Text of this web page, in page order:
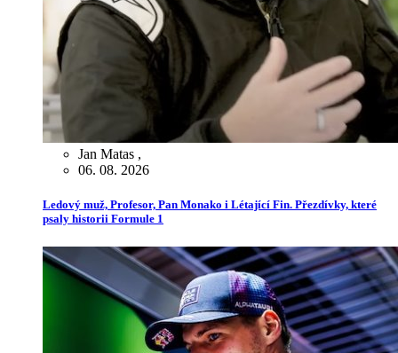
Jan Matas ,
06. 08. 2026
Ledový muž, Profesor, Pan Monako i Létající Fin. Přezdívky, které
psaly historii Formule 1